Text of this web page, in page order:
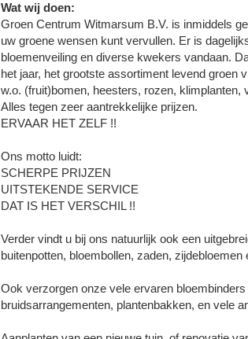
Wat wij doen:
Groen Centrum Witmarsum B.V. is inmiddels
uw groene wensen kunt vervullen. Er is
bloemenveiling en diverse kwekers vandaan.
het jaar, het grootste assortiment levend groen
w.o. (fruit)bomen, heesters, rozen, klimplanten,
Alles tegen zeer aantrekkelijke prijzen.
ERVAAR HET ZELF !!
Ons motto luidt:
SCHERPE PRIJZEN
UITSTEKENDE SERVICE
DAT IS HET VERSCHIL !!
Verder vindt u bij ons natuurlijk ook een
buitenpotten, bloembollen, zaden,
Ook verzorgen onze vele ervaren
bruidsarrangementen, plantenbakken, en vele